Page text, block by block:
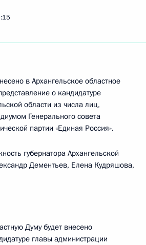
в Архангельское областное
о кандидатуре
области из числа лиц,
Генерального совета
партии «Единая Россия».
губернатора Архангельской
Дементьев, Елена Кудряшова,
Думу будет внесено
главы администрации